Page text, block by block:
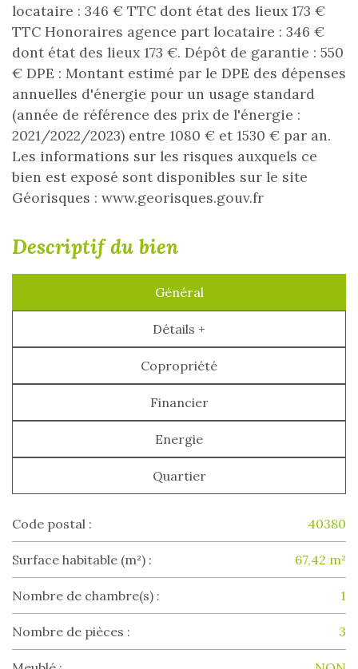
locataire : 346 € TTC dont état des lieux 173 €
TTC Honoraires agence part locataire : 346 €
dont état des lieux 173 €. Dépôt de garantie : 550
€ DPE : Montant estimé par le DPE des dépenses
annuelles d'énergie pour un usage standard
(année de référence des prix de l'énergie :
2021/2022/2023) entre 1080 € et 1530 € par an.
Les informations sur les risques auxquels ce
bien est exposé sont disponibles sur le site
Géorisques : www.georisques.gouv.fr
descriptif du bien
Général
Détails +
Copropriété
Financier
Energie
Quartier
Code postal : 40380
Surface habitable (m²) : 67,42 m²
Nombre de chambre(s) : 1
Nombre de pièces : 3